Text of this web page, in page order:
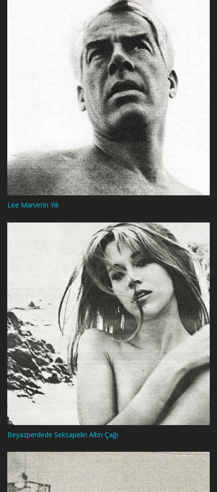
Lee Marvin’in Yılı
Beyazperdede Seksapelin Altın Çağı